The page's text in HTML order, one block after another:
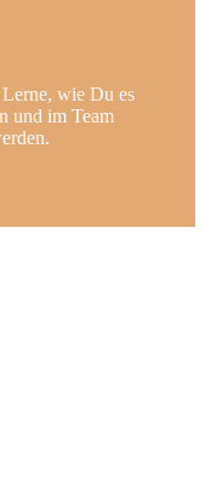
wie Du es
und im Team